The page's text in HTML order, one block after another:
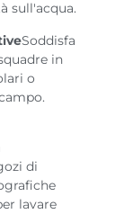
sull'acqua.
Soddisfa
in
o
di
lavare